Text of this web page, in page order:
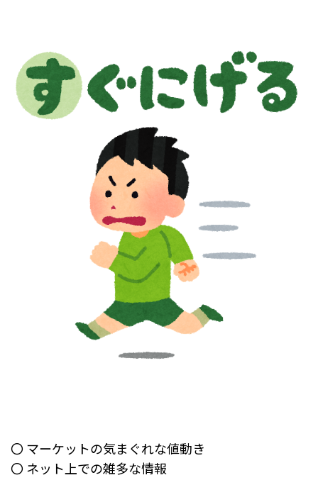
〇 マーケットの気まぐれな値動き
〇 ネット上での雑多な情報